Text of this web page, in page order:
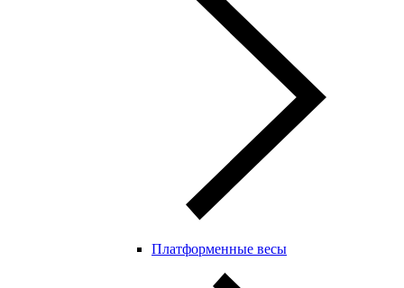
Платформенные весы